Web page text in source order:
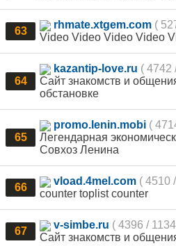
63
rhmate.xtgem.com (
Video Video Video Video
64
kazantip-love.ru ( 4742
Сайт знакомств и
обстановке
65
promo.lenin.mobi (
Легендарная
Совхоз Ленина
66
vload.4mel.com ( 4510
counter toplist counter
67
v-simbe.ru ( 4396 /
Сайт знакомств и